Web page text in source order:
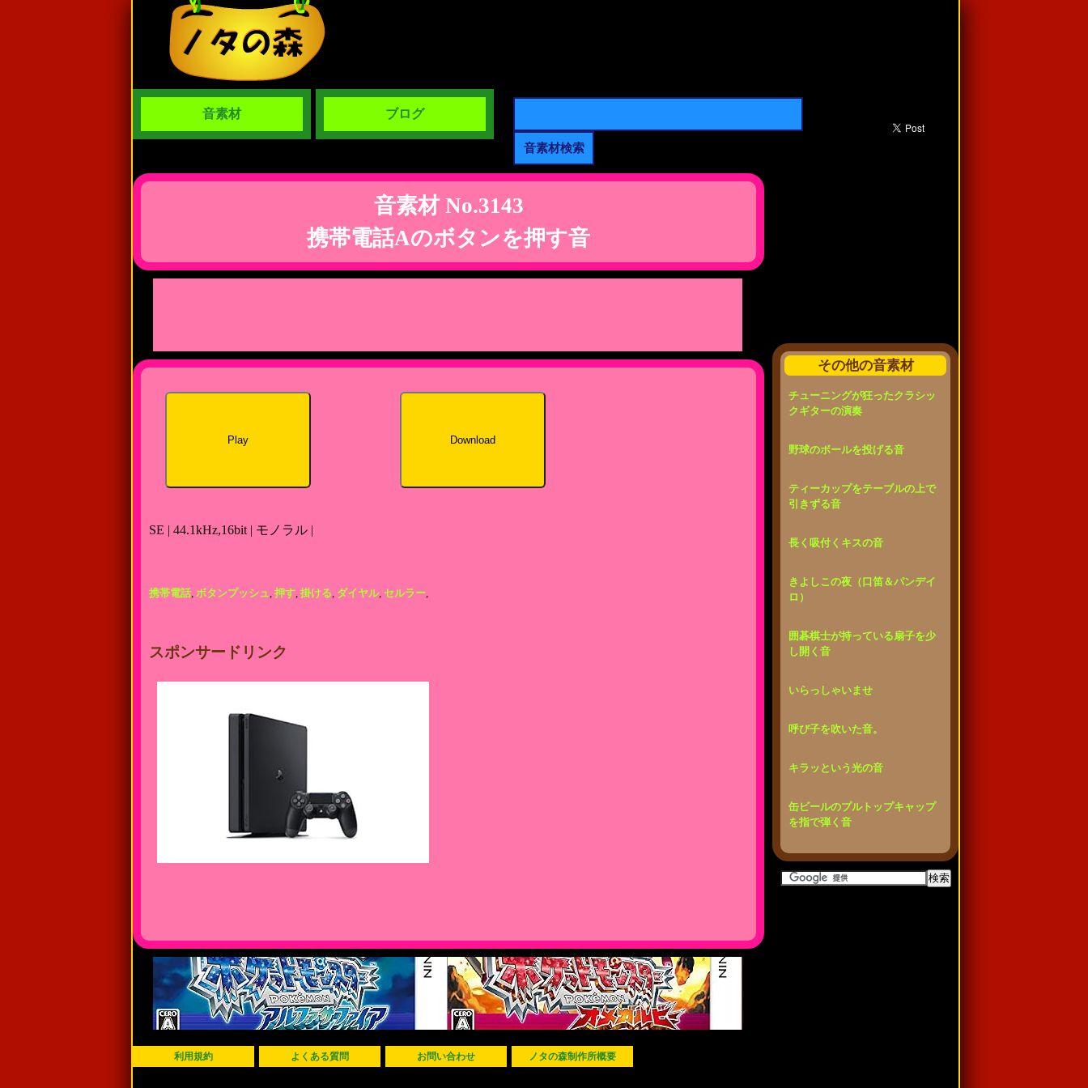
音素材 ブログ
音素材 No.3143
携帯電話Aのボタンを押す音
Play Download
SE | 44.1kHz,16bit | モノラル |
携帯電話, ボタンプッシュ, 押す, 掛ける, ダイヤル, セルラー,
スポンサードリンク
その他の音素材
チューニングが狂ったクラシッ
クギターの演奏
野球のボールを投げる音
ティーカップをテーブルの上で
引きずる音
長く吸付くキスの音
きよしこの夜（口笛＆パンデイ
ロ）
囲碁棋士が持っている扇子を少
し開く音
いらっしゃいませ
呼び子を吹いた音。
キラッという光の音
缶ビールのプルトップキャップ
を指で弾く音
利用規約 よくある質問 お問い合わせ ノタの森制作所概要